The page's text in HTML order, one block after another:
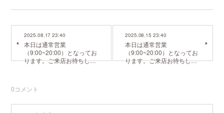
2025.08.17 23:40
本日は通常営業
（9:00~20:00）となってお
ります。ご来店お待ちし…
2025.08.15 23:40
本日は通常営業
（9:00~20:00）となってお
ります。ご来店お待ちし…
0コメント